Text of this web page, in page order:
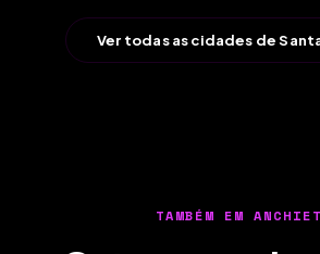
Ver todas as cidades de
TAMBÉM EM